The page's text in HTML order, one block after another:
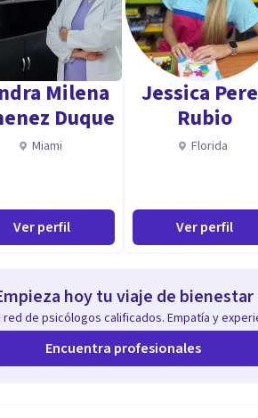
Milena
Duque
Miami
Ver perfil
Jessica
Rubio
Florida
Ver perfil
hoy tu viaje de bienestar
red de psicólogos calificados. Empatía y
Encuentra profesionales